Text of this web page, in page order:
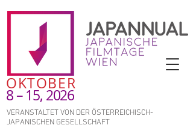
OKTOBER
8 – 15, 2026
VERANSTALTET VON DER ÖSTERREICHISCH-
JAPANISCHEN GESELLSCHAFT